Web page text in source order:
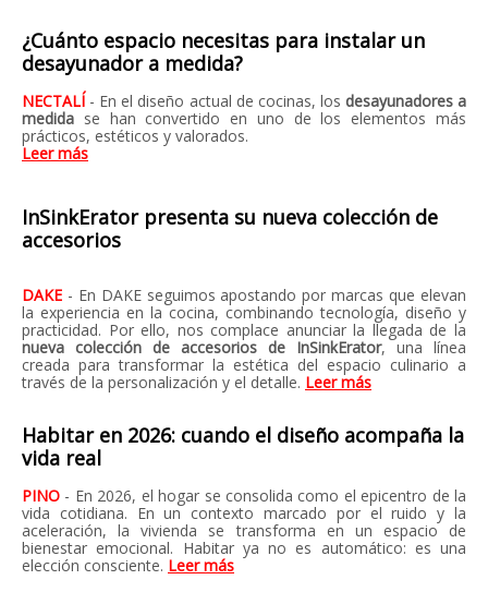
¿Cuánto espacio necesitas para instalar un
desayunador a medida?
NECTALÍ - En el diseño actual de cocinas, los desayunadores a
medida se han convertido en uno de los elementos más
prácticos, estéticos y valorados.
Leer más
InSinkErator presenta su nueva colección de
accesorios
DAKE - En DAKE seguimos apostando por marcas que elevan
la experiencia en la cocina, combinando tecnología, diseño y
practicidad. Por ello, nos complace anunciar la llegada de la
nueva colección de accesorios de InSinkErator, una línea
creada para transformar la estética del espacio culinario a
través de la personalización y el detalle. Leer más
Habitar en 2026: cuando el diseño acompaña la
vida real
PINO - En 2026, el hogar se consolida como el epicentro de la
vida cotidiana. En un contexto marcado por el ruido y la
aceleración, la vivienda se transforma en un espacio de
bienestar emocional. Habitar ya no es automático: es una
elección consciente. Leer más